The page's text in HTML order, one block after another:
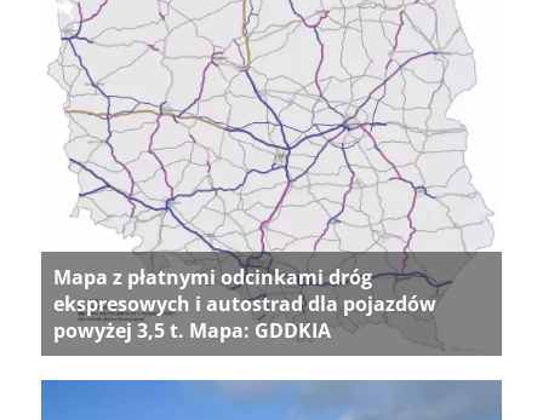
Mapa z płatnymi odcinkami dróg
ekspresowych i autostrad dla pojazdów
powyżej 3,5 t. Mapa: GDDKIA